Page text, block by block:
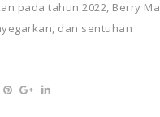
pada tahun 2022, Berry
dan sentuhan